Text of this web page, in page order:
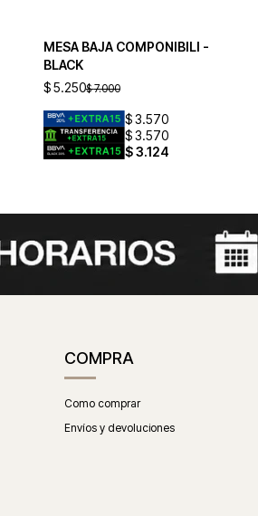
MESA BAJA COMPONIBILI -
BLACK
$5.250$ 7.000
$3.570
$3.570
$3.124
COMPRA
Como comprar
Envíos y devoluciones